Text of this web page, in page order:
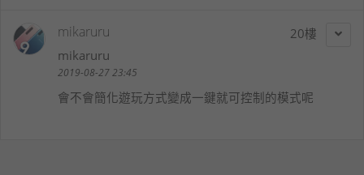
20
mikaruru
mikaruru
2019-08-27 23:45
會不會簡化遊玩方式變成一鍵就可控制的模式呢